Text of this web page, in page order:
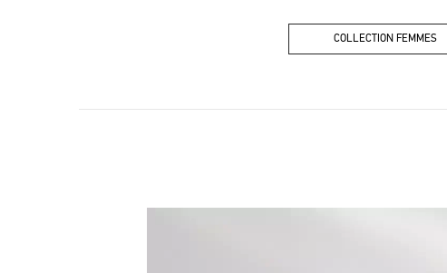
COLLECTION FEMMES